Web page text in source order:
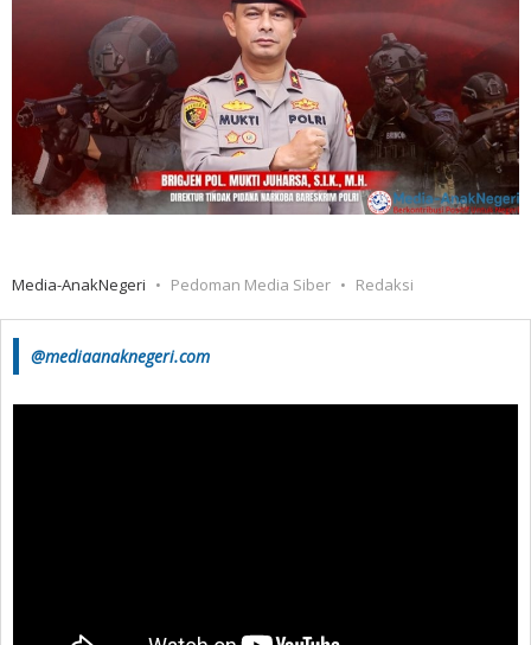
Media-AnakNegeri Pedoman Media Siber Redaksi
@mediaanaknegeri.com